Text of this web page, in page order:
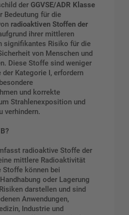
der GGVSE/ADR Klasse
Bedeutung für die
radioaktiven Stoffen der
ihrer mittleren
signifikantes Risiko für die
von Menschen und
Diese Stoffe sind weniger
Kategorie I, erfordern
und korrekte
Strahlenexposition und
verhindern.
radioaktive Stoffe der
mittlere Radioaktivität
Stoffe können bei
oder Lagerung
darstellen und sind
Anwendungen,
Industrie und